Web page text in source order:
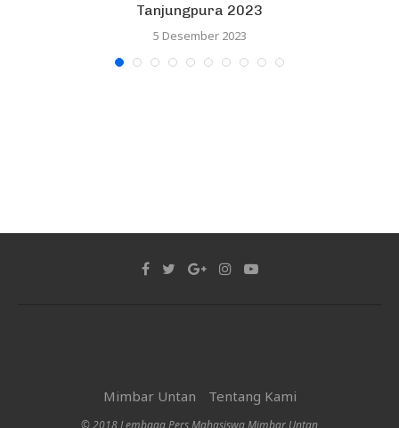
Tanjungpura 2023
5 Desember 2023
Mimbar Untan Tentang Kami
© 2018 Lembaga Pers Mahasiswa Mimbar Untan